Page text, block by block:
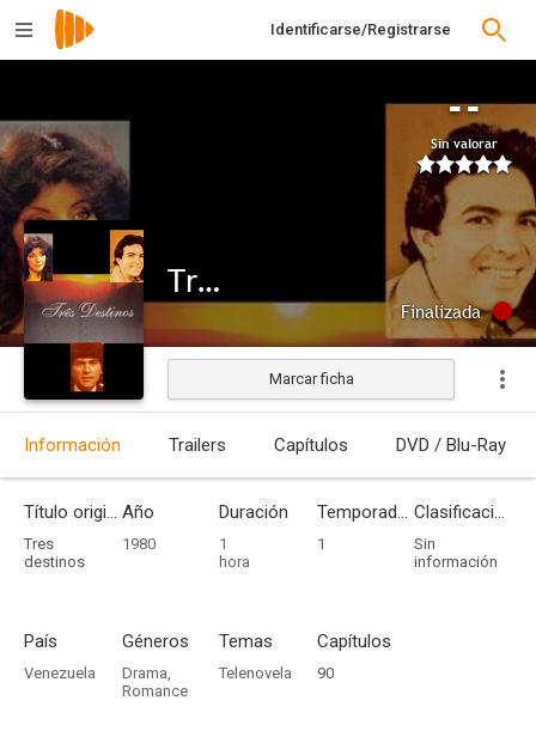
Identificarse/Registrarse
--
Sin valorar
Tres destinos
Finalizada
Marcar ficha
Información Trailers Capítulos DVD / Blu-Ray
Título original
Tres
destinos
Año
1980
Duración
1
hora
Temporadas
1
Clasificación por edades
Sin
información
País
Venezuela
Géneros
Drama,
Romance
Temas
Telenovela
Capítulos
90